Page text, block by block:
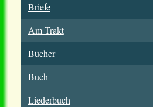
Briefe
Am Trakt
Bücher
Buch
Liederbuch